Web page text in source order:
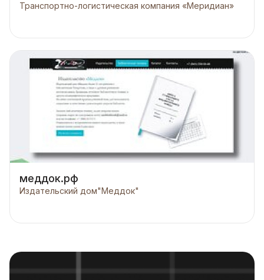
Транспортно-логистическая компания «Меридиан»
меддок.рф
Издательский дом"Меддок"